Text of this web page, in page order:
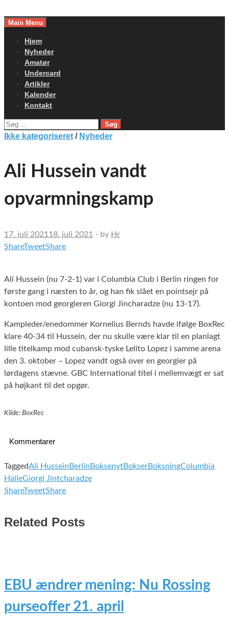
toMain Menu
Hjem
Nyheder
Amatør
Undercard
Artikler
Kalender
Kontakt
Søg
efter:
Ikke kategoriseret / Nyheder
Ali Hussein vandt
opvarmningskamp
17. juli 2021 18. juli 2021 - by Hr
ShareTweetShare
Ali Hussein (nu 7-2-1) var i Columbia Club i Berlin ringen for
første gang i næsten to år, og han fik slået en pointsejr på
kontoen mod georgieren Giorgi Jincharadze (nu 13-17).
Kampleder/enedommer Kornelius Bernds havde ifølge BoxRec
klare 40-34 til Hussein, der nu skulle være klar til en planlagt
lille titelkamp mod cubansk-tyske Lelito Lopez i samme arena
den 3. oktober – Lopez vandt også over en georgier på
lørdagens stævne. GBC International titel i mellemvægt er sat
på højkant til det opgør.
Kilde: BoxRec
Kommentarer
TaggedAli Hussein Berlin BoksenytBokserBoksningColumbia
HalleGiorgi Jintcharadze
ShareTweetShare
Related Posts
EBU ændrer mening: Nu Rossing
purseoffer 21. april